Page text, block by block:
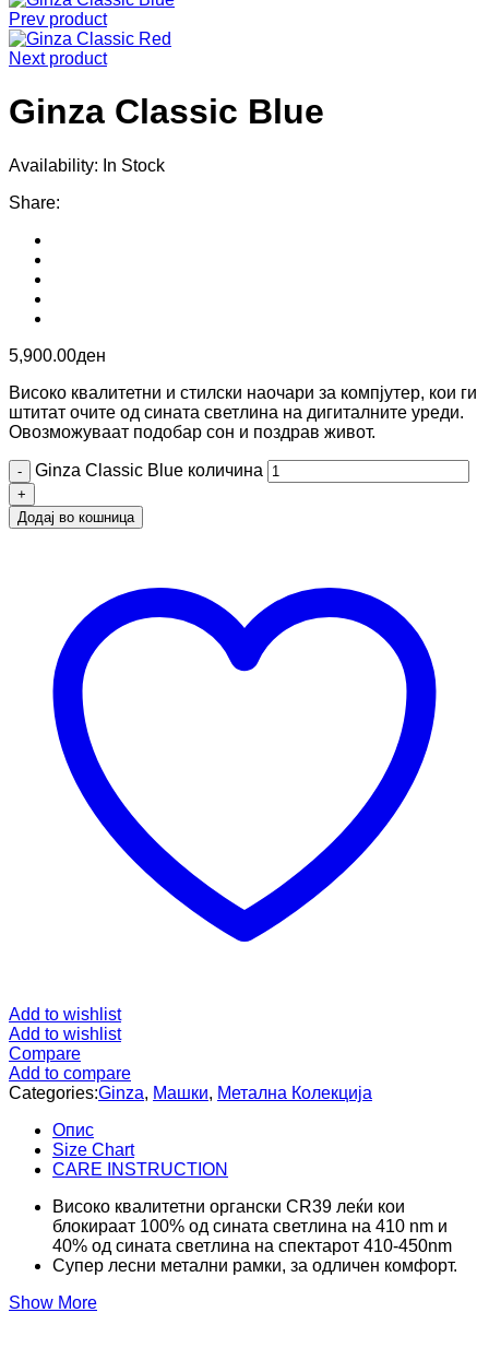
Prev product
Next product
Ginza Classic Blue
Availability: In Stock
Share:
5,900.00ден
Високо квалитетни и стилски наочари за компјутер, кои ги
штитат очите од сината светлина на дигиталните уреди.
Овозможуваат подобар сон и поздрав живот.
Ginza Classic Blue количина
Додај во кошница
Add to wishlist
Add to wishlist
Compare
Add to compare
Categories:Ginza, Машки, Метална Колекција
Опис
Size Chart
CARE INSTRUCTION
Високо квалитетни органски CR39 леќи кои
блокираат 100% од сината светлина на 410 nm и
40% од сината светлина на спектарот 410-450nm
Супер лесни метални рамки, за одличен комфорт.
Show More